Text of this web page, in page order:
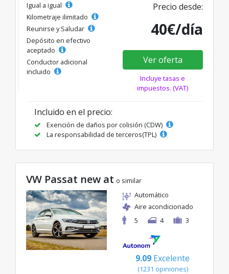
Igual a igual
Kilometraje ilimitado
Reunirse y Saludar
Depósito en efectivo
aceptado
Conductor adicional
incluido
Precio desde:
40€/día
Ver oferta
Incluye tasas e
impuestos. (VAT)
Incluido en el precio:
Exención de daños por colisión (CDW)
La responsabilidad de terceros(TPL)
VW Passat new at o similar
Automático
Aire acondicionado
5
4 3
9.09 Excelente
(1231 opiniones)